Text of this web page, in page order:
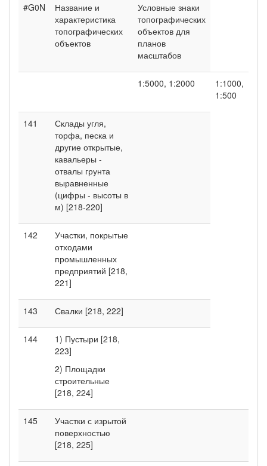
#G0N
Название и
характеристика
топографических
объектов
Условные знаки
топографических
объектов для
планов
масштабов
1:5000, 1:2000
1:1000,
1:500
141
Склады угля,
торфа, песка и
другие открытые,
кавальеры -
отвалы грунта
выравненные
(цифры - высоты в
м) [218-220]
142
Участки, покрытые
отходами
промышленных
предприятий [218,
221]
143 Свалки [218, 222]
144
1) Пустыри [218,
223]
2) Площадки
строительные
[218, 224]
145
Участки с изрытой
поверхностью
[218, 225]